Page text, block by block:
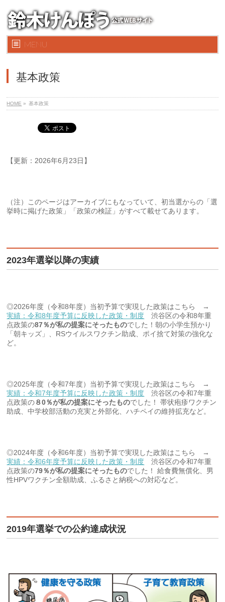
MENU
基本政策
HOME » 基本政策
【更新：2026年6月23日】
（注）このページはアーカイブにもなっていて、初当選からの「選
挙時に掲げた政策」「政策の検証」がすべて載せてあります。
2023年選挙以降の実績
◎2026年度（令和8年度）当初予算で実現した政策はこちら →
実績：令和8年度予算に反映した政策・制度 渋谷区の令和8年重
点政策の87％が私の提案にそったものでした！朝の小学生預かり
「朝キッズ」、RSウイルスワクチン助成、ポイ捨て対策の強化な
ど。
◎2025年度（令和7年度）当初予算で実現した政策はこちら →
実績：令和7年度予算に反映した政策・制度 渋谷区の令和7年重
点政策の８0％が私の提案にそったものでした！ 帯状疱疹ワクチン
助成、中学校部活動の充実と外部化、ハチペイの維持拡充など。
◎2024年度（令和6年度）当初予算で実現した政策はこちら →
実績：令和6年度予算に反映した政策・制度 渋谷区の令和7年重
点政策の79％が私の提案にそったものでした！ 給食費無償化、男
性HPVワクチン全額助成、ふるさと納税への対応など。
2019年選挙での公約達成状況